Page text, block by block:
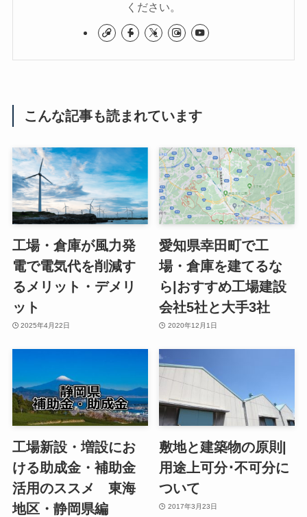
ください。
こんな記事も読まれています
工場・倉庫が風力発
電で電気代を削減す
るメリット・デメリ
ット
2025年4月22日
愛知県幸田町で工
場・倉庫を建てるな
ら|おすすめ工場建設
会社5社と大手3社
2020年12月1日
工場新設・増設にお
ける助成金・補助金
活用のススメ 東海
地区・静岡県編
敷地と建築物の原則|
用途上可分･不可分に
ついて
2017年3月23日